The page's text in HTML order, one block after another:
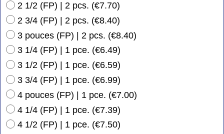
2 1/2 (FP) | 2 pcs. (€7.70)
2 3/4 (FP) | 2 pcs. (€8.40)
3 pouces (FP) | 2 pcs. (€8.40)
3 1/4 (FP) | 1 pce. (€6.49)
3 1/2 (FP) | 1 pce. (€6.59)
3 3/4 (FP) | 1 pce. (€6.99)
4 pouces (FP) | 1 pce. (€7.00)
4 1/4 (FP) | 1 pce. (€7.39)
4 1/2 (FP) | 1 pce. (€7.50)